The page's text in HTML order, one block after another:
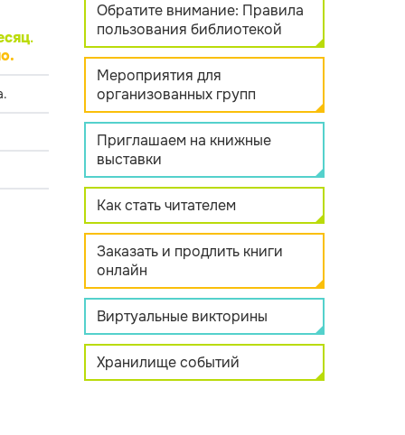
.
Обратите внимание: Правила
пользования библиотекой
Мероприятия для
организованных групп
Приглашаем на книжные
выставки
Как стать читателем
Заказать и продлить книги
онлайн
Виртуальные викторины
Хранилище событий